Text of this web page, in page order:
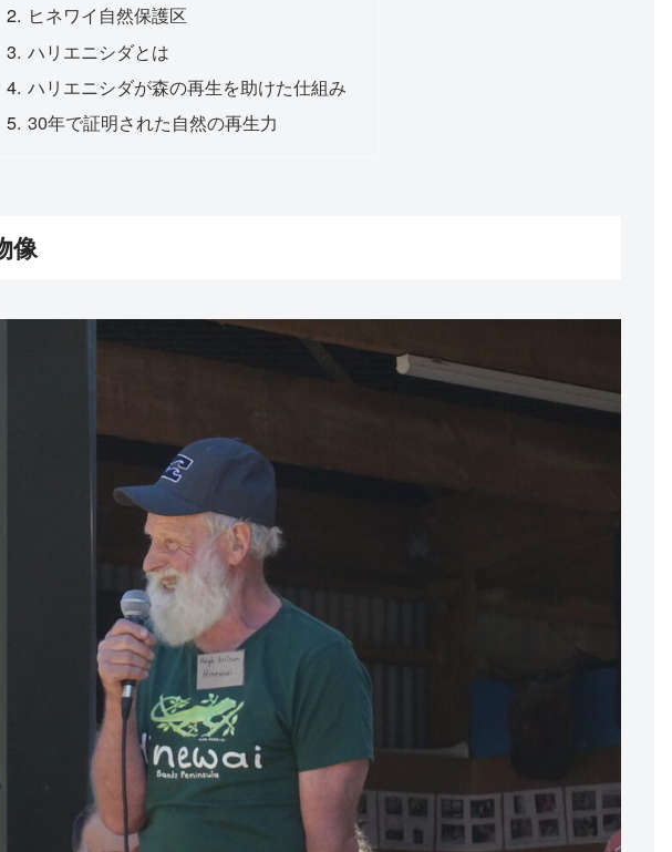
ヒネワイ自然保護区
ハリエニシダとは
ハリエニシダが森の再生を助けた仕組み
30年で証明された自然の再生力
像